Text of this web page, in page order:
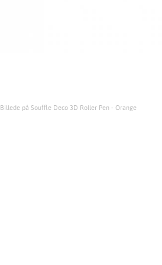
Billede på Souffle Deco 3D Roller Pen - Orange